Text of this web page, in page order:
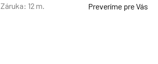
Záruka: 12 m.
Preveríme pre Vás